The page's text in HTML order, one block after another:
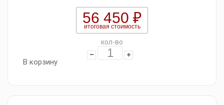
56 450 ₽
итоговая стоимость
кол-во
В корзину